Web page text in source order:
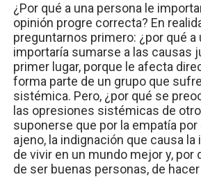
¿Por qué a una persona le
opinión progre correcta? En
preguntarnos primero: ¿por qué a
importaría sumarse a las causas
primer lugar, porque le afecta
forma parte de un grupo que
sistémica. Pero, ¿por qué se
las opresiones sistémicas de
suponerse que por la empatía
ajeno, la indignación que causa la
de vivir en un mundo mejor y, por
de ser buenas personas, de